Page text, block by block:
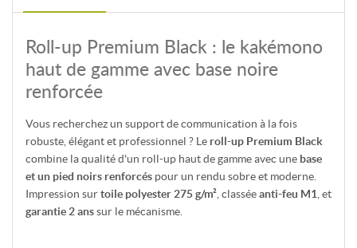
Roll-up Premium Black : le kakémono
haut de gamme avec base noire
renforcée
Vous recherchez un support de communication à la fois
robuste, élégant et professionnel ? Le roll-up Premium Black
combine la qualité d'un roll-up haut de gamme avec une base
et un pied noirs renforcés pour un rendu sobre et moderne.
Impression surtoile polyester 275 g/m², classéeanti-feu M1, et
garantie 2 anssur le mécanisme.